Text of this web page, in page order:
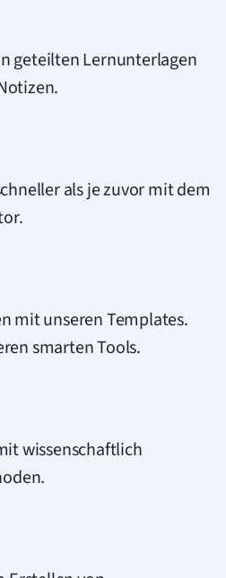
geteilten Lernunterlagen
als je zuvor mit dem
mit unseren Templates.
smarten Tools.
wissenschaftlich